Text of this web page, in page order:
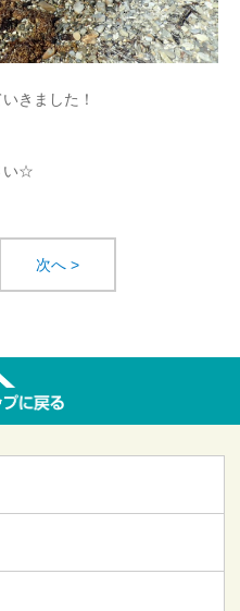
きました！
い☆
次へ >